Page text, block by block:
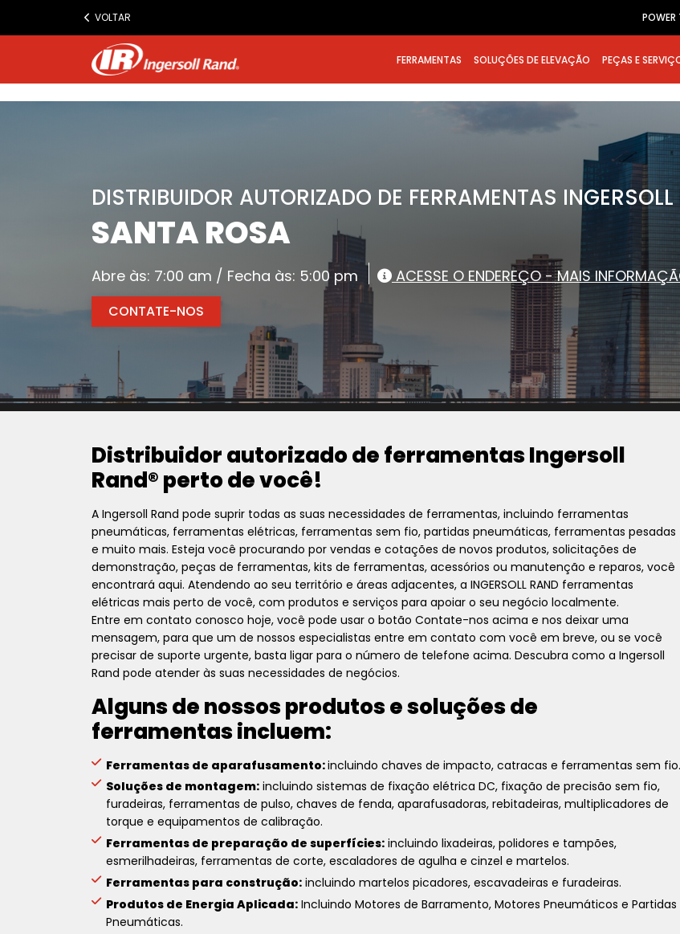
www.ingersollrand.com
VOLTAR POWER
FERRAMENTAS SOLUÇÕES DE ELEVAÇÃO PEÇAS E
DISTRIBUIDOR AUTORIZADO DE FERRAMENTAS
SANTA ROSA
Abre às: 7:00 am / Fecha às: 5:00 pm ACESSE O ENDEREÇO - MAIS
CONTATE-NOS
Distribuidor autorizado de ferramentas Ingersoll
Rand® perto de você!
A Ingersoll Rand pode suprir todas as suas necessidades de ferramentas, incluindo ferramentas
pneumáticas, ferramentas elétricas, ferramentas sem fio, partidas pneumáticas, ferramentas pesadas
e muito mais. Esteja você procurando por vendas e cotações de novos produtos, solicitações de
demonstração, peças de ferramentas, kits de ferramentas, acessórios ou manutenção e reparos, você
encontrará aqui. Atendendo ao seu território e áreas adjacentes, a INGERSOLL RAND ferramentas
elétricas mais perto de você, com produtos e serviços para apoiar o seu negócio localmente.
Entre em contato conosco hoje, você pode usar o botão Contate-nos acima e nos deixar uma
mensagem, para que um de nossos especialistas entre em contato com você em breve, ou se você
precisar de suporte urgente, basta ligar para o número de telefone acima. Descubra como a Ingersoll
Rand pode atender às suas necessidades de negócios.
Alguns de nossos produtos e soluções de
ferramentas incluem:
Ferramentas de aparafusamento:incluindo chaves de impacto, catracas e ferramentas sem fio.
Soluções de montagem: incluindo sistemas de fixação elétrica DC, fixação de precisão sem fio,
furadeiras, ferramentas de pulso, chaves de fenda, aparafusadoras, rebitadeiras, multiplicadores de
torque e equipamentos de calibração.
Ferramentas de preparação de superfícies: incluindo lixadeiras, polidores e tampões,
esmerilhadeiras, ferramentas de corte, escaladores de agulha e cinzel e martelos.
Ferramentas para construção: incluindo martelos picadores, escavadeiras e furadeiras.
Produtos de Energia Aplicada: Incluindo Motores de Barramento, Motores Pneumáticos e Partidas
Pneumáticas.